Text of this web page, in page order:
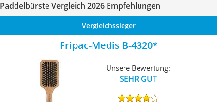
Paddelbürste Vergleich 2026 Empfehlungen
Vergleichssieger
Fripac-Medis B-4320
Unsere Bewertung:
SEHR GUT